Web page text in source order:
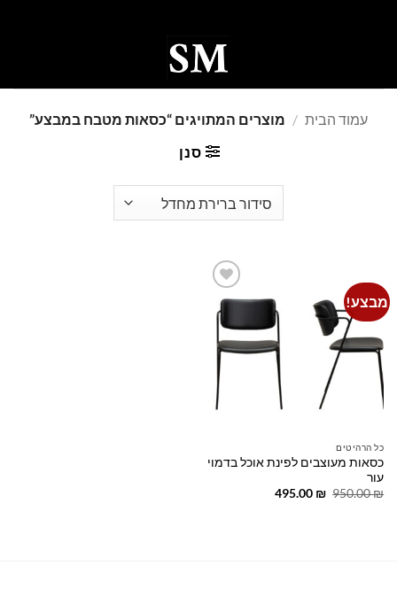
עמוד הבית / מוצרים המתויגים “כסאות מטבח במבצע”
סנן
מבצע!
Add to
wishlist
כל הרהיטים
כסאות מעוצבים לפינת אוכל בדמוי
עור
950.00₪
המחיר
495.00 ₪
המחיר